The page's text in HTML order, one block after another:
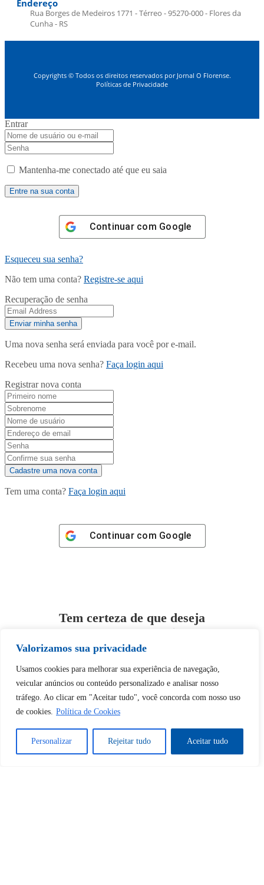
Valorizamos sua privacidade
Usamos cookies para melhorar sua experiência de navegação,
veicular anúncios ou conteúdo personalizado e analisar nosso
tráfego. Ao clicar em "Aceitar tudo", você concorda com nosso uso
de cookies. Política de Cookies
Personalizar Rejeitar tudo Aceitar tudo
Endereço
Rua Borges de Medeiros 1771 - Térreo - 95270-000 - Flores da
Cunha - RS
Copyrights © Todos os direitos reservados por Jornal O Florense.
Políticas de Privacidade
Entrar
Mantenha-me conectado até que eu saia
Continuar com Google
Esqueceu sua senha?
Não tem uma conta? Registre-se aqui
Recuperação de senha
Uma nova senha será enviada para você por e-mail.
Recebeu uma nova senha? Faça login aqui
Registrar nova conta
Tem uma conta? Faça login aqui
Continuar com Google
Tem certeza de que deseja
desbloquear esta publicação?
Desbloquear esquerda : 0
Sim Não